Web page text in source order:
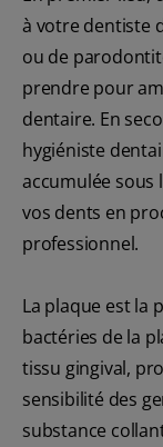
à votre dentiste
ou de
prendre pour
dentaire. En
hygiéniste
accumulée sous
vos dents en
professionnel.
La plaque est la
bactéries de la
tissu gingival,
sensibilité des
substance